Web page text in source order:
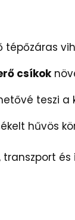
tépőzáras
csíkok
teszi
hűvös
transzport